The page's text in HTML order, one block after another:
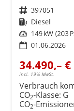
Fahrzeugnr. 397051
Kraftstoff Diesel
Leistung 149 kW (203
01.06.2026
34.490,– €
incl. 19% MwSt.
Verbrauch
CO2-Klasse: G
CO2-